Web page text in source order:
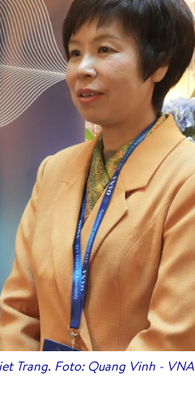
Trang. Foto: Quang Vinh - VNA